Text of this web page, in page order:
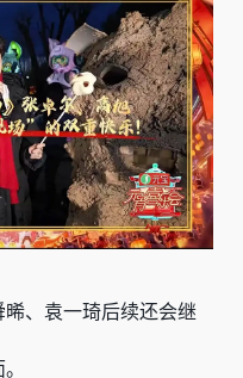
、袁一琦后续还会继